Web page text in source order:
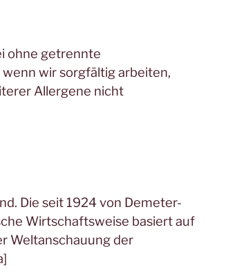
ohne getrennte
wir sorgfältig arbeiten,
Allergene nicht
Die seit 1924 von Demeter-
Wirtschaftsweise basiert auf
Weltanschauung der